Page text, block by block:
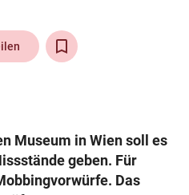
arrow_right
Museum in Wien soll es
geben. Für
Das